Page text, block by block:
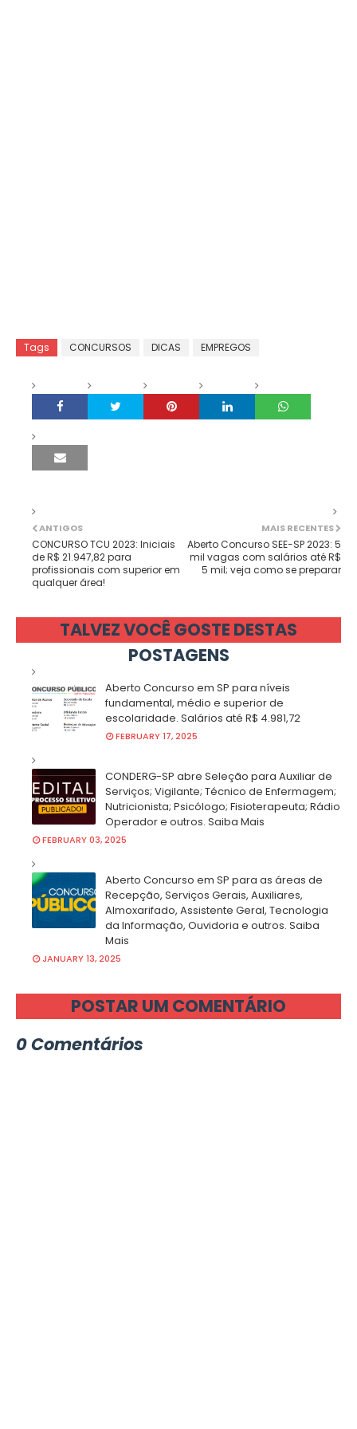
Tags CONCURSOS DICAS EMPREGOS
MAIS RECENTES
Aberto Concurso SEE-SP 2023: 5
mil vagas com salários até R$
5 mil; veja como se preparar
ANTIGOS
CONCURSO TCU 2023: Iniciais
de R$ 21.947,82 para
profissionais com superior em
qualquer área!
TALVEZ VOCÊ GOSTE DESTAS
POSTAGENS
Aberto Concurso em SP para níveis
fundamental, médio e superior de
escolaridade. Salários até R$ 4.981,72
FEBRUARY 17, 2025
CONDERG-SP abre Seleção para Auxiliar de
Serviços; Vigilante; Técnico de Enfermagem;
Nutricionista; Psicólogo; Fisioterapeuta; Rádio
Operador e outros. Saiba Mais
FEBRUARY 03, 2025
Aberto Concurso em SP para as áreas de
Recepção, Serviços Gerais, Auxiliares,
Almoxarifado, Assistente Geral, Tecnologia
da Informação, Ouvidoria e outros. Saiba
Mais
JANUARY 13, 2025
POSTAR UM COMENTÁRIO
0 Comentários